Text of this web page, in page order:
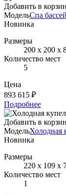
Добавить в
МодельСпа
Новинка
Размеры
200 х 200 х
Количество мест
5
Цена
893 615 ₽
Подробнее
Добавить в
МодельХолодная
Новинка
Размеры
220 х 109 х
Количество мест
1